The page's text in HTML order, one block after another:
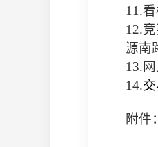
11.看
12.
源南
13.
14.
附件